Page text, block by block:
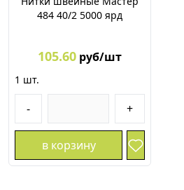
484 40/2 5000 ярд
105.60 руб/шт
1 шт.
- +
в корзину